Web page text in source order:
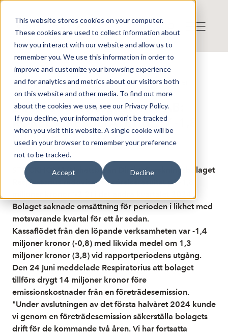
This website stores cookies on your computer.
These cookies are used to collect information about
how you interact with our website and allow us to
remember you. We use this information in order to
improve and customize your browsing experience
and for analytics and metrics about our visitors both
on this website and other media. To find out more
about the cookies we use, see our Privacy Policy.
If you decline, your information won’t be tracked
when you visit this website. A single cookie will be
used in your browser to remember your preference
not to be tracked.
Accept Decline
Published: 8/6/2024 8:43:05 AM
This is a news from the news agency DirektDisclaimer
Direkt about Respiratorius AB:
RÖRELSERESULTATET BLEV -1,8
MLN KR 2 KV (-2,2)
STOCKHOLM (Nyhetsbyrån Direkt) Forskningsbolaget
Respiratorius redovisar ett rörelseresultat på -1,8
Bolaget saknade omsättning för perioden i likhet med
motsvarande kvartal för ett år sedan.
Kassaflödet från den löpande verksamheten var -1,4
miljoner kronor (-0,8) med likvida medel om 1,3
miljoner kronor (3,8) vid rapportperiodens utgång.
Den 24 juni meddelade Respiratorius att bolaget
tillförs drygt 14 miljoner kronor före
emissionskostnader från en företrädesemission.
"Under avslutningen av det första halvåret 2024 kunde
vi genom en företrädesemission säkerställa bolagets
drift för de kommande två åren. Vi har fortsatta